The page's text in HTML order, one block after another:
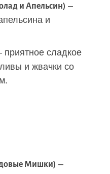
и Апельсин) –
и
приятное сладкое
и жвачки со
Мишки) –